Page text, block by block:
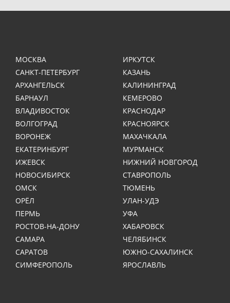
МОСКВА
САНКТ-ПЕТЕРБУРГ
АРХАНГЕЛЬСК
БАРНАУЛ
ВЛАДИВОСТОК
ВОЛГОГРАД
ВОРОНЕЖ
ЕКАТЕРИНБУРГ
ИЖЕВСК
ИРКУТСК
КАЗАНЬ
КАЛИНИНГРАД
КЕМЕРОВО
КРАСНОДАР
КРАСНОЯРСК
МАХАЧКАЛА
МУРМАНСК
НИЖНИЙ НОВГОРОД
НОВОСИБИРСК
ОМСК
ОРЁЛ
ПЕРМЬ
РОСТОВ-НА-ДОНУ
САМАРА
САРАТОВ
СИМФЕРОПОЛЬ
СТАВРОПОЛЬ
ТЮМЕНЬ
УЛАН-УДЭ
УФА
ХАБАРОВСК
ЧЕЛЯБИНСК
ЮЖНО-САХАЛИНСК
ЯРОСЛАВЛЬ